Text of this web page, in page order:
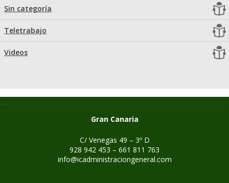
Sin categoría
Teletrabajo
Videos
Gran Canaria
C/ Venegas 49 – 3º D
928 942 453 – 661 811 763
info@icadministraciongeneral.com